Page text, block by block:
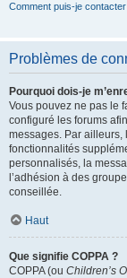
Comment puis-je
Problèmes de
Pourquoi dois-je
Vous pouvez ne pas le
configuré les forums
messages. Par ailleurs,
fonctionnalités
personnalisés, la
l’adhésion à des
conseillée.
Haut
Que signifie COPPA ?
COPPA (ou Children’s